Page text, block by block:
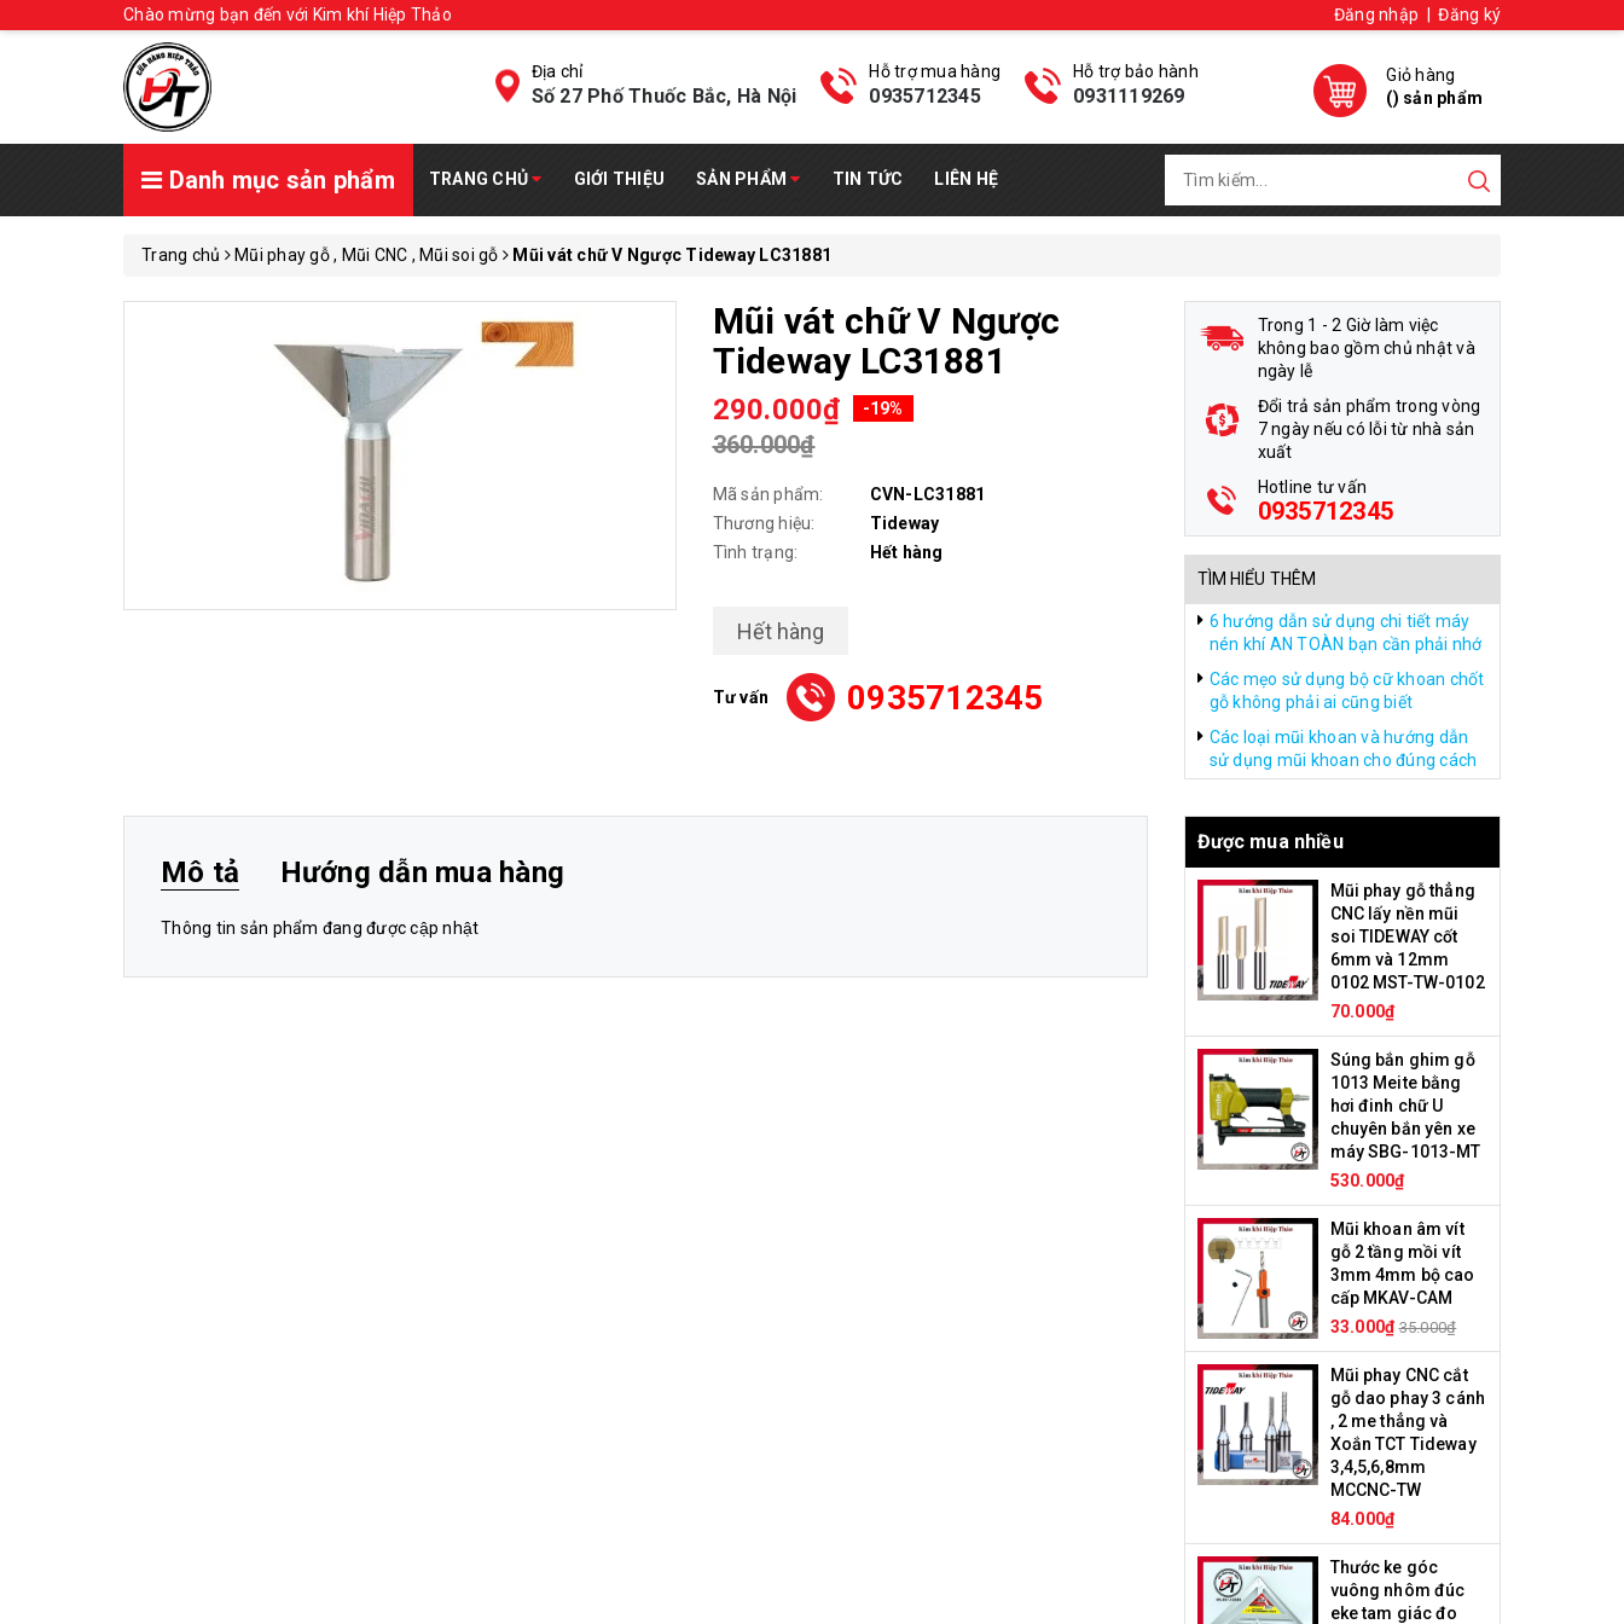
Chào mừng bạn đến với Kim khí Hiệp Thảo Đăng nhập Đăng ký
Địa chỉ
Số 27 Phố Thuốc Bắc, Hà Nội
Hỗ trợ mua hàng
0935712345
Hỗ trợ bảo hành
0931119269
Giỏ hàng
() sản phẩm
Danh mục sản phẩm TRANG CHỦ GIỚI THIỆU SẢN PHẨM TIN TỨC LIÊN HỆ
Trang chủ Mũi phay gỗ , Mũi CNC , Mũi soi gỗ Mũi vát chữ V Ngược Tideway LC31881
Mũi vát chữ V Ngược
Tideway LC31881
290.000₫ -19%
360.000₫
Mã sản phẩm:
CVN-LC31881
Thương hiệu:
Tideway
Tình trạng:
Hết hàng
Hết hàng
Tư vấn 0935712345
Trong 1 - 2 Giờ làm việc
không bao gồm chủ nhật và
ngày lễ
Đổi trả sản phẩm trong vòng
7 ngày nếu có lỗi từ nhà sản
xuất
Hotline tư vấn
0935712345
TÌM HIỂU THÊM
6 hướng dẫn sử dụng chi tiết máy
nén khí AN TOÀN bạn cần phải nhớ
Các mẹo sử dụng bộ cữ khoan chốt
gỗ không phải ai cũng biết
Các loại mũi khoan và hướng dẫn
sử dụng mũi khoan cho đúng cách
Mô tả Hướng dẫn mua hàng
Thông tin sản phẩm đang được cập nhật
Được mua nhiều
Mũi phay gỗ thẳng
CNC lấy nền mũi
soi TIDEWAY cốt
6mm và 12mm
0102 MST-TW-0102
70.000₫
Súng bắn ghim gỗ
1013 Meite bằng
hơi đinh chữ U
chuyên bắn yên xe
máy SBG-1013-MT
530.000₫
Mũi khoan âm vít
gỗ 2 tầng mồi vít
3mm 4mm bộ cao
cấp MKAV-CAM
33.000₫ 35.000₫
Mũi phay CNC cắt
gỗ dao phay 3 cánh
, 2 me thẳng và
Xoắn TCT Tideway
3,4,5,6,8mm
MCCNC-TW
84.000₫
Thước ke góc
vuông nhôm đúc
eke tam giác đo